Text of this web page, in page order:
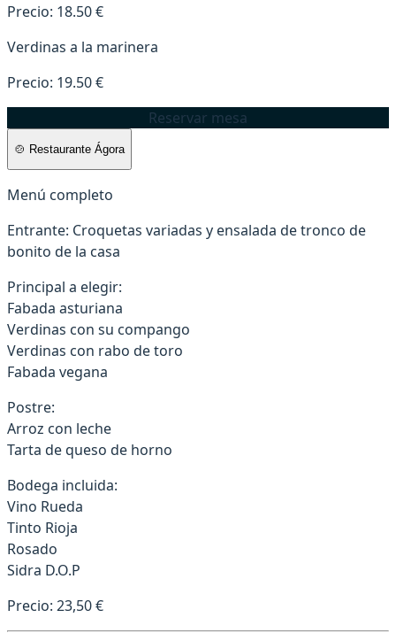
Precio: 18.50 €
Verdinas a la marinera
Precio: 19.50 €
Reservar mesa
🍲 Restaurante Ágora
Menú completo
Entrante: Croquetas variadas y ensalada de tronco de
bonito de la casa
Principal a elegir:
Fabada asturiana
Verdinas con su compango
Verdinas con rabo de toro
Fabada vegana
Postre:
Arroz con leche
Tarta de queso de horno
Bodega incluida:
Vino Rueda
Tinto Rioja
Rosado
Sidra D.O.P
Precio: 23,50 €